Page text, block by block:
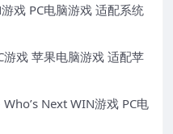
戏 PC电脑游戏 适配系统
游戏 苹果电脑游戏 适配苹
Next WIN游戏 PC电